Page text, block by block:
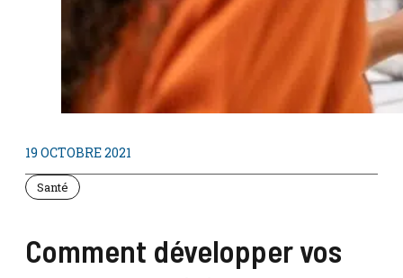
19 OCTOBRE 2021
Santé
Comment développer vos